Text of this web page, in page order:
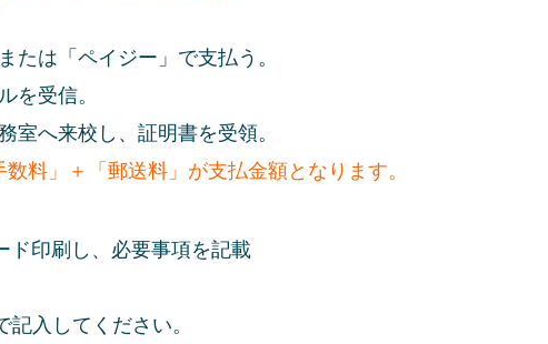
は「ペイジー」で支払う。
受信。
へ来校し、証明書を受領。
料」＋「郵送料」が支払金額となります。
印刷し、必要事項を記載
記入してください。